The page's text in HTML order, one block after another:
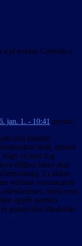
pl nekem Comodo-t
jan. 1. - 10:41 szerint:
minden
indít, aminek
hogy az nem fog
fájlhoz írásra akar
Ez akkor
valóban rosszakaratú
ellenőrzésen, mivel nem
egyéb esetben
potenciális hibaforrás.